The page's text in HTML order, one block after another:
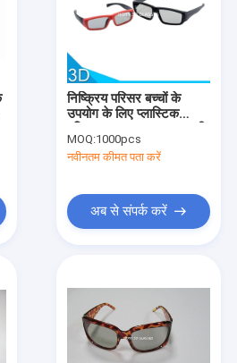
निष्क्रिय परिसर बच्चों के
उपयोग के लिए प्लास्टिक
चश्मा
MOQ:1000pcs
नवीनतम कीमत पता करें
अब से संपर्क करें